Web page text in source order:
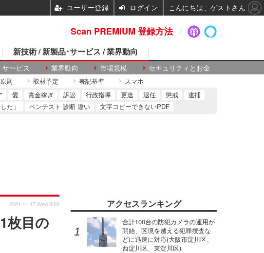
新技術 / 新製品･サービス / 業界動向
サービス 業界動向 市場規模 セキュリティとお金
則 取材予定 表記基準 スマホ
愛 賞金稼ぎ 訴訟 行政指導 更迭 退任 懲戒
逮捕
た」
ペンテスト 診断 違い 文字コピーできないPDF
枚目の
2021.11.17 Wed 8:00 アクセスランキング
合計100台の防犯カメラの運用が
開始、区境を越える犯罪捜査な
どに迅速に対応(大阪市淀川区、
西淀川区、東淀川区)
Scan PREMIUM 登録方法
ユーザー登録 ログイン こんにちは、ゲストさん